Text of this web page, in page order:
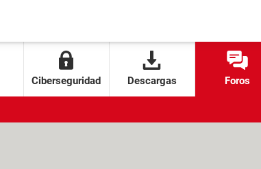
Ciberseguridad Descargas Foros